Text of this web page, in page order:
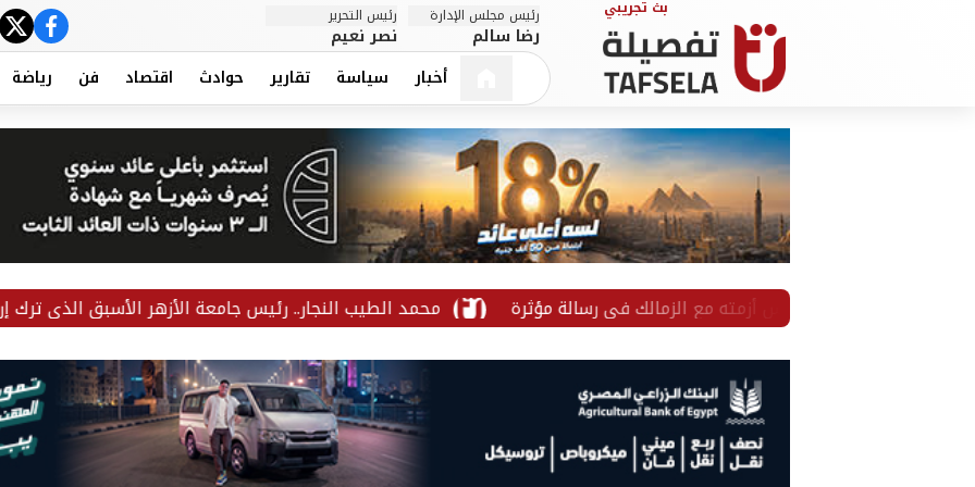
رئيس مجلس الإدارة
رضا سالم
رئيس التحرير
نصر نعيم
أخبار سياسة تقارير حوادث اقتصاد فن رياضة
محمد الطيب النجار.. رئيس جامعة الأزهر الأسبق الذي ترك إرثًا علميًا بأكثر من يكشف كواليس أزمته مع الزمالك في رسالة مؤثرة